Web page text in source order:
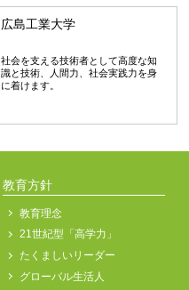
広島工業大学
社会を支える技術者として高度な知
識と技術、人間力、社会実践力を身
に着けます。
教育方針
教育理念
21世紀型「高学力」
たくましいリーダー
グローバル生活人